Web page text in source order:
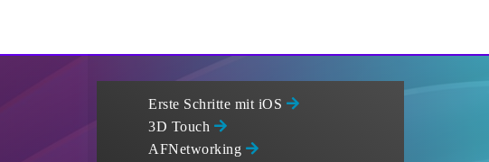
Erste Schritte mit iOS
3D Touch
AFNetworking